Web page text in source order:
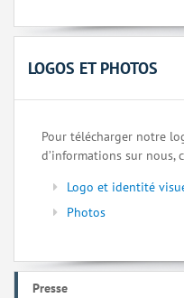
LOGOS ET PHOTOS
Pour télécharger notre
d’informations sur nous,
Logo et identité
Photos
Presse